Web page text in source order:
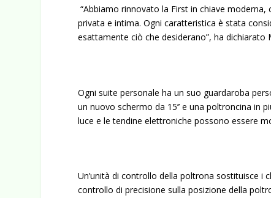
“Abbiamo rinnovato la First in chiave
privata e intima. Ogni caratteristica è stata
esattamente ciò che desiderano”, ha
Ogni suite personale ha un suo guardaroba
un nuovo schermo da 15’’ e una poltroncina in
luce e le tendine elettroniche possono essere
Un’unità di controllo della poltrona sostituisce
controllo di precisione sulla posizione della